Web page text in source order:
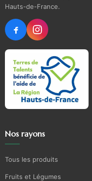
Hauts-de-France.
Nos rayons
Tous les produits
Fruits et Légumes